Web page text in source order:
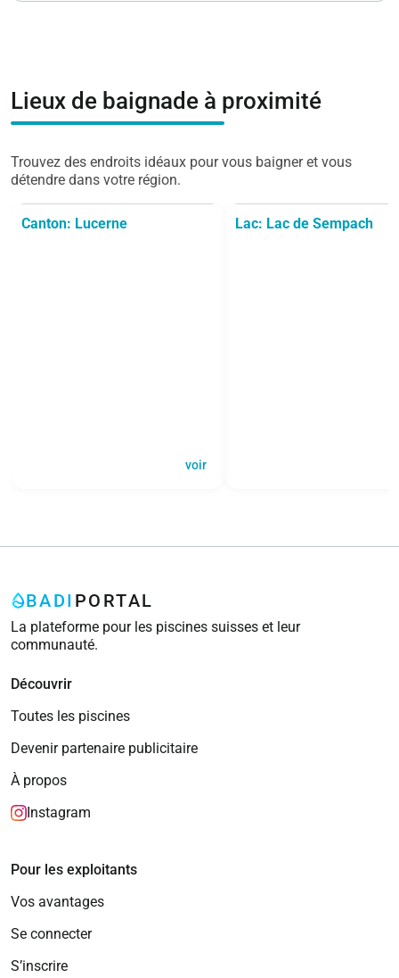
Lieux de baignade à proximité
Trouvez des endroits idéaux pour vous baigner et vous
détendre dans votre région.
Canton: Lucerne
voir
Lac: Lac de Sempach
BADI PORTAL
La plateforme pour les piscines suisses et leur
communauté.
Découvrir
Toutes les piscines
Devenir partenaire publicitaire
À propos
Instagram
Pour les exploitants
Vos avantages
Se connecter
S’inscrire